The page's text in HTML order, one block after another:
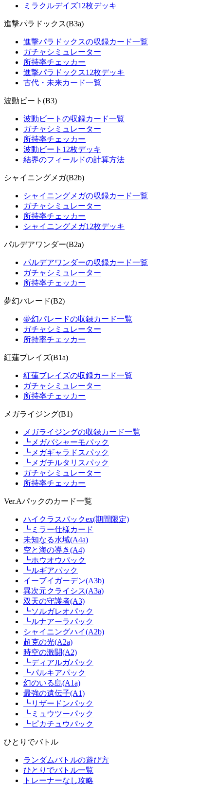
ミラクルデイズ12枚デッキ
進撃パラドックス(B3a)
進撃パラドックスの収録カード一覧
ガチャシミュレーター
所持率チェッカー
進撃パラドックス12枚デッキ
古代・未来カード一覧
波動ビート(B3)
波動ビートの収録カード一覧
ガチャシミュレーター
所持率チェッカー
波動ビート12枚デッキ
結界のフィールドの計算方法
シャイニングメガ(B2b)
シャイニングメガの収録カード一覧
ガチャシミュレーター
所持率チェッカー
シャイニングメガ12枚デッキ
パルデアワンダー(B2a)
パルデアワンダーの収録カード一覧
ガチャシミュレーター
所持率チェッカー
夢幻パレード(B2)
夢幻パレードの収録カード一覧
ガチャシミュレーター
所持率チェッカー
紅蓮ブレイズ(B1a)
紅蓮ブレイズの収録カード一覧
ガチャシミュレーター
所持率チェッカー
メガライジング(B1)
メガライジングの収録カード一覧
┗メガバシャーモパック
┗メガギャラドスパック
┗メガチルタリスパック
ガチャシミュレーター
所持率チェッカー
Ver.Aパックのカード一覧
ハイクラスパックex(期間限定)
┗ミラー仕様カード
未知なる水域(A4a)
空と海の導き(A4)
┗ホウオウパック
┗ルギアパック
イーブイガーデン(A3b)
異次元クライシス(A3a)
双天の守護者(A3)
┗ソルガレオパック
┗ルナアーラパック
シャイニングハイ(A2b)
超克の光(A2a)
時空の激闘(A2)
┗ディアルガパック
┗パルキアパック
幻のいる島(A1a)
最強の遺伝子(A1)
┗リザードンパック
┗ミュウツーパック
┗ピカチュウパック
ひとりでバトル
ランダムバトルの遊び方
ひとりでバトル一覧
トレーナーなし攻略